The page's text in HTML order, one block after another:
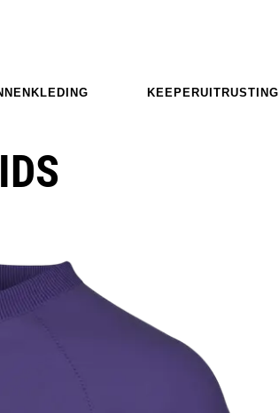
KEEPERUITRUSTING